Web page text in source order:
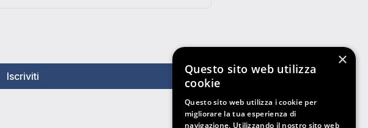
Iscriviti
×
Questo sito web utilizza
cookie
Questo sito web utilizza i cookie per
migliorare la tua esperienza di
navigazione. Utilizzando il nostro sito web